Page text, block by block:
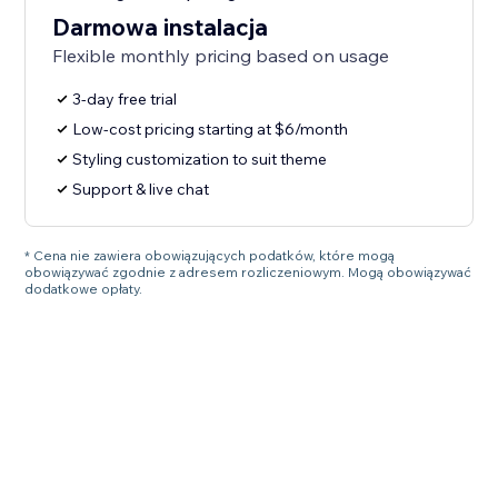
Darmowa instalacja
Flexible monthly pricing based on usage
3-day free trial
Low-cost pricing starting at $6/month
Styling customization to suit theme
Support & live chat
* Cena nie zawiera obowiązujących podatków, które mogą
obowiązywać zgodnie z adresem rozliczeniowym. Mogą obowiązywać
dodatkowe opłaty.